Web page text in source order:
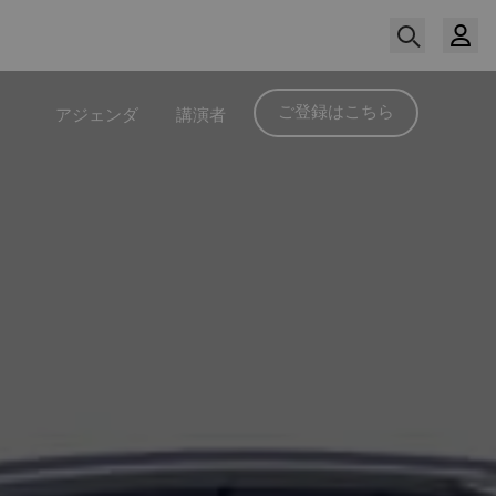
アジェンダ 講演者 ご登録はこちら